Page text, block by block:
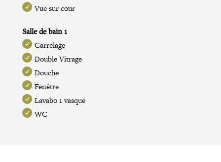
Vue sur cour
Salle de bain 1
Carrelage
Double Vitrage
Douche
Fenêtre
Lavabo 1 vasque
WC